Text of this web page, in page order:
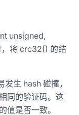
unsigned,
将 crc32() 的结
生 hash 碰撞，
同的验证码。这
值是否一致。